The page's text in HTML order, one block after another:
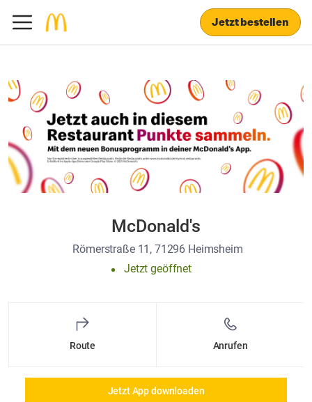
Jetzt bestellen
McDonald's
Römerstraße 11, 71296 Heimsheim
Jetzt geöffnet
Route Anrufen
Jetzt App downloaden